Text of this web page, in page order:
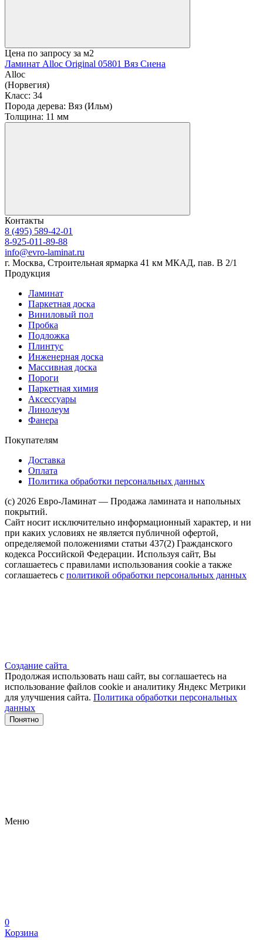
Цена по запросу за м2
Ламинат Alloc Original 05801 Вяз Сиена
Alloc
(Норвегия)
Класс: 34
Порода дерева: Вяз (Ильм)
Толщина: 11 мм
Контакты
8 (495) 589-42-01
8-925-011-89-88
info@evro-laminat.ru
г. Москва, Строительная ярмарка 41 км МКАД, пав. В 2/1
Продукция
Ламинат
Паркетная доска
Виниловый пол
Пробка
Подложка
Плинтус
Инженерная доска
Массивная доска
Пороги
Паркетная химия
Аксессуары
Линолеум
Фанера
Покупателям
Доставка
Оплата
Политика обработки персональных данных
(c) 2026 Евро-Ламинат — Продажа ламината и напольных
покрытий.
Сайт носит исключительно информационный характер, и ни
при каких условиях не является публичной офертой,
определяемой положениями статьи 437(2) Гражданского
кодекса Российской Федерации. Используя сайт, Вы
соглашаетесь с правилами использования cookie а также
соглашаетесь с политикой обработки персональных данных
Создание сайта
Продолжая использовать наш сайт, вы соглашаетесь на
использование файлов сооkіе и аналитику Яндекс Метрики
для улучшения сайта. Политика обработки персональных
данных
Понятно
Меню
0
Корзина